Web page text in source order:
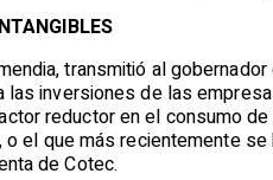
transmitió al
inversiones de las
reductor en el consumo
el que más recientemente
de Cotec.